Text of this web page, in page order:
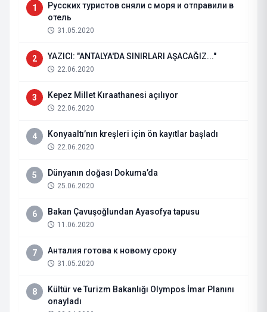
1
Русских туристов сняли с моря и отправили в
отель
31.05.2020
2 YAZICI: "ANTALYA'DA SINIRLARI AŞACAĞIZ..."
22.06.2020
3 Kepez Millet Kıraathanesi açılıyor
22.06.2020
4 Konyaaltı’nın kreşleri için ön kayıtlar başladı
22.06.2020
5 Dünyanın doğası Dokuma’da
25.06.2020
6 Bakan Çavuşoğlundan Ayasofya tapusu
11.06.2020
7 Анталия готова к новому сроку
31.05.2020
8
Kültür ve Turizm Bakanlığı Olympos İmar Planını
onayladı